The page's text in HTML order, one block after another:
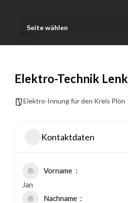
Seite wählen
Elektro-Technik
Elektro-Innung für den Kreis Plön
Kontaktdaten
Vorname
Jan
Nachname